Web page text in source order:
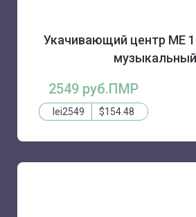
Укачивающий центр ME
музыкальный
2549 руб.ПМР
lei2549 $154.48